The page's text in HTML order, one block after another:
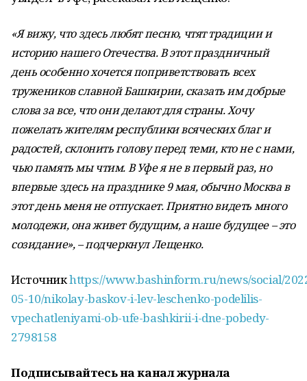
«Я вижу, что здесь любят песню, чтят традиции и
историю нашего Отечества. В этот праздничный
день особенно хочется поприветствовать всех
тружеников славной Башкирии, сказать им добрые
слова за все, что они делают для страны. Хочу
пожелать жителям республики всяческих благ и
радостей, склонить голову перед теми, кто не с нами,
чью память мы чтим. В Уфе я не в первый раз, но
впервые здесь на празднике 9 мая, обычно Москва в
этот день меня не отпускает. Приятно видеть много
молодежи, она живет будущим, а наше будущее – это
созидание», – подчеркнул Лещенко.
Источникhttps://www.bashinform.ru/news/social/
05-10/nikolay-baskov-i-lev-leschenko-podelilis-
vpechatleniyami-ob-ufe-bashkirii-i-dne-pobedy-
2798158
Подписывайтесь на канал журнала